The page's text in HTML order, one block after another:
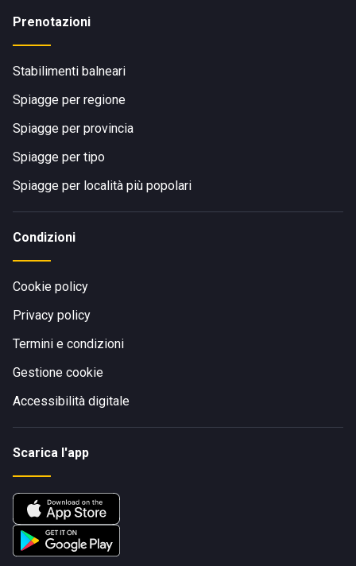
Prenotazioni
Stabilimenti balneari
Spiagge per regione
Spiagge per provincia
Spiagge per tipo
Spiagge per località più popolari
Condizioni
Cookie policy
Privacy policy
Termini e condizioni
Gestione cookie
Accessibilità digitale
Scarica l'app